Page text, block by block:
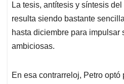
La tesis, antítesis y síntesis
resulta siendo bastante
hasta diciembre para impulsar
ambiciosas.
En esa contrarreloj, Petro